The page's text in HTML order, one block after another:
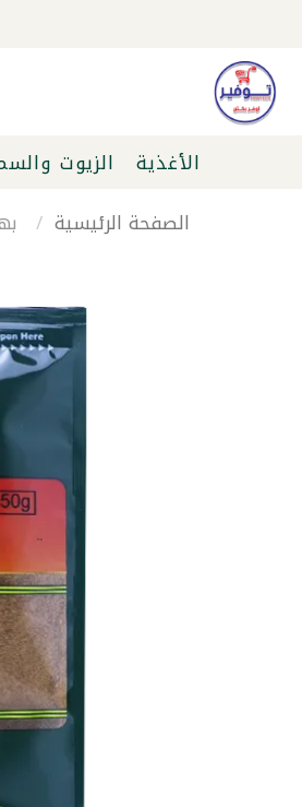
الأغذية الزيوت
الصفحة الرئيسية